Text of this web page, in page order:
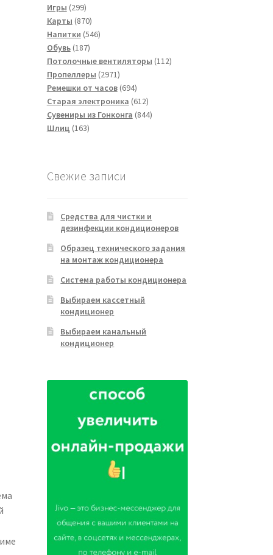
Игры 299299
товаров
Карты 870870
товаров
Напитки 546546
Обувь 187187
товаров
Потолочные вентиляторы 112112
Пропеллеры 29712971
товар
Ремешки от часов 694694
товара
Старая электроника 612612
товаров
Сувениры из Гонконга 844844
Шлиц 163163
Свежие записи
Средства для чистки и
дезинфекции кондиционеров
Образец технического задания
на монтаж кондиционера
Система работы кондиционера
Выбираем кассетный
кондиционер
Выбираем канальный
кондиционер